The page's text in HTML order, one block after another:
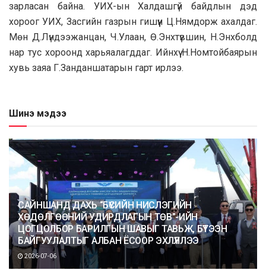
зарласан байна. УИХ-ын Халдашгүй байдлын дэд
хороог УИХ, Засгийн газрын гишүүн Ц.Нямдорж ахалдаг.
Мөн Д.Лүндээжанцан, Ч.Улаан, Ө.Энхтүвшин, Н.Энхболд
нар тус хороонд харьяалагддаг. Ийнхүү Н.Номтойбаярын
хувь заяа Г.Занданшатарын гарт ирлээ.
Шинэ мэдээ
САЙНШАНД ДАХЬ “БҮСИЙН НИСЛЭГИЙН
ХӨДӨЛГӨӨНИЙ УДИРДЛАГЫН ТӨВ”-ИЙН
ЦОГЦОЛБОР БАРИЛГЫН ШАВЫГ ТАВЬЖ, БҮТЭЭН
БАЙГУУЛАЛТЫГ АЛБАН ЁСООР ЭХЛҮҮЛЛЭЭ
2026-07-06